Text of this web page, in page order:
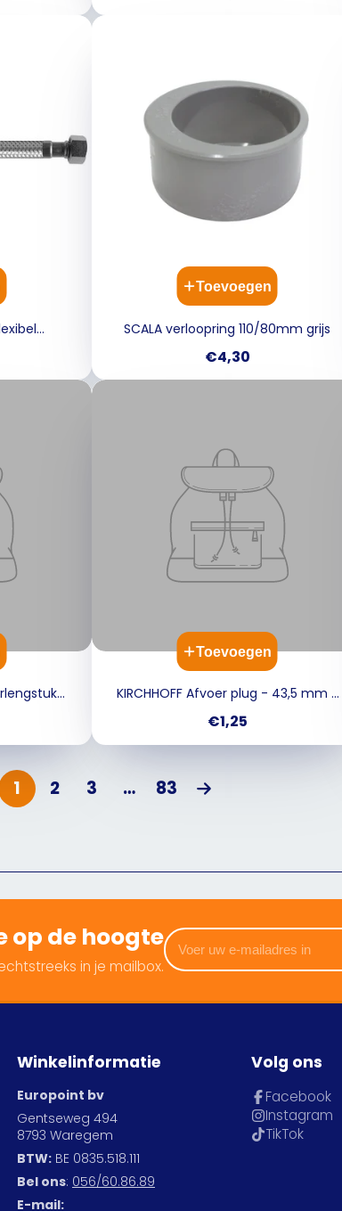
Toevoegen
SCALA verloopring 110/80mm grijs
Prijs
€4,30
Toevoegen
KIRCHHOFF Afvoer plug - 43,5 mm -
Prijs
€1,25
1 2 3 … 83
op de hoogte
in je mailbox.
Voer
uw
e-
in
Winkelinformatie
Europoint bv
Gentseweg 494
8793 Waregem
BTW: BE 0835.518.111
Bel ons: 056/60.86.89
E-mail:
Volg ons
Facebook
Instagram
TikTok